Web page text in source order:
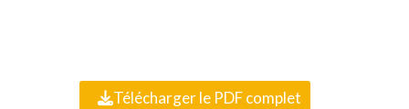
Télécharger le PDF complet